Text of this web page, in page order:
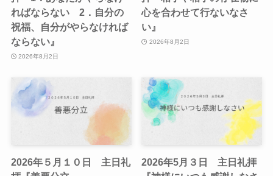
ればならない 2．自分の
祝福、自分がやらなければ
ならない』
2026年8月2日
心を合わせて行ないなさ
い』
2026年8月2日
2026年５月１０日 主日礼
2026年5月３日 主日礼拝